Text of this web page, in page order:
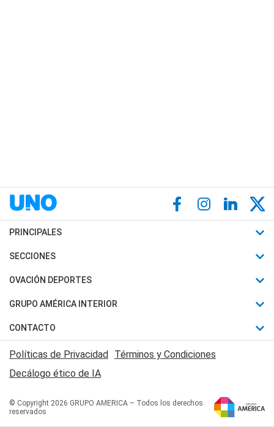
PRINCIPALES
Últimas Noticias
Política
Judiciales
Economia
SECCIONES
Horóscopo
Motores
Trucos caseros
Series y Películas
Edictos y Solicitadas
OVACIÓN DEPORTES
Fútbol
Mundial
Automovilismo
Rugby
Básquet
GRUPO AMÉRICA INTERIOR
Canal 7 en Vivo
San Juan 8
CONTACTO
Acerca de Nosotros
Contactanos
Políticas de Privacidad Términos y Condiciones
Decálogo ético de IA
© Copyright 2026 GRUPO AMERICA – Todos los derechos
reservados